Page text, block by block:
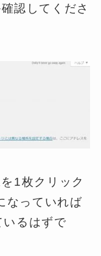
認してくださ
1枚クリック
なっていれば
るはずで